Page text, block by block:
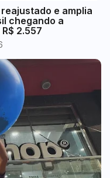
e amplia
chegando a
2.557